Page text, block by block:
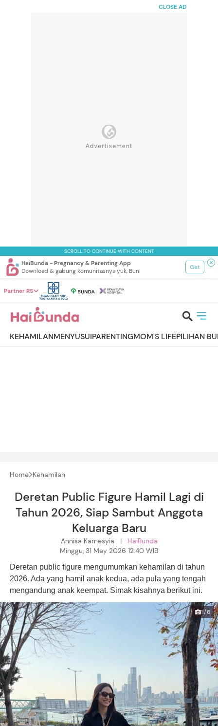
CLOSE AD
SCROLL TO CONTINUE WITH CONTENT
HaiBunda - Pregnancy & Parenting App
Download & gabung komunitasnya yuk, Bun!
Get
Partner RS
KEHAMILANMENYUSUIPARENTINGMOM'S LIFEPILIHAN
Home Kehamilan
Deretan Public Figure Hamil Lagi di
Tahun 2026, Siap Sambut Anggota
Keluarga Baru
Annisa Karnesyia | HaiBunda
Minggu, 31 May 2026 12:40 WIB
Deretan public figure mengumumkan kehamilan di tahun
2026. Ada yang hamil anak kedua, ada pula yang tengah
mengandung anak keempat. Simak kisahnya berikut ini.
1/6